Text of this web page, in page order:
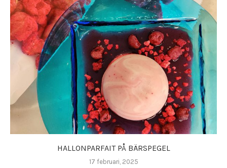
HALLONPARFAIT PÅ BÄRSPEGEL
17 februari, 2025